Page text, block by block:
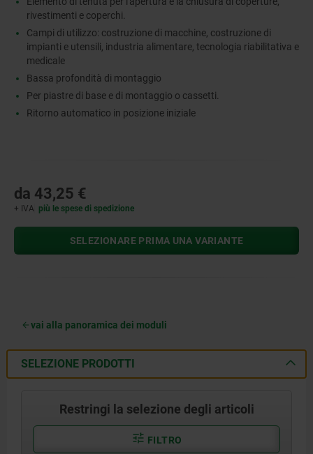
rivestimenti e coperchi.
Campi di utilizzo: costruzione di macchine, costruzione di
impianti e utensili, industria alimentare, tecnologia riabilitativa e
medicale
Bassa profondità di montaggio
Per piastre di base e di montaggio o cassetti.
Ritorno automatico in posizione iniziale
da 43,25 €
+ IVA più le spese di spedizione
SELEZIONARE PRIMA UNA VARIANTE
vai alla panoramica dei moduli
SELEZIONE PRODOTTI
Restringi la selezione degli articoli
FILTRO